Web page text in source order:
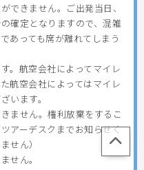
できません。ご出発当日、
確定となりますので、混雑
あっても席が離れてしまう
。航空会社によってマイレ
航空会社によってはマイレ
います。
ません。権利放棄をするこ
アーデスクまでお知らせく
せん）
せん。